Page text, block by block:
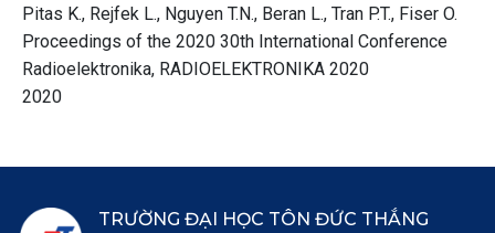
Pitas K., Rejfek L., Nguyen T.N., Beran L., Tran P.T., Fiser O.
Proceedings of the 2020 30th International Conference
Radioelektronika, RADIOELEKTRONIKA 2020
2020
TRƯỜNG ĐẠI HỌC TÔN ĐỨC THẮNG